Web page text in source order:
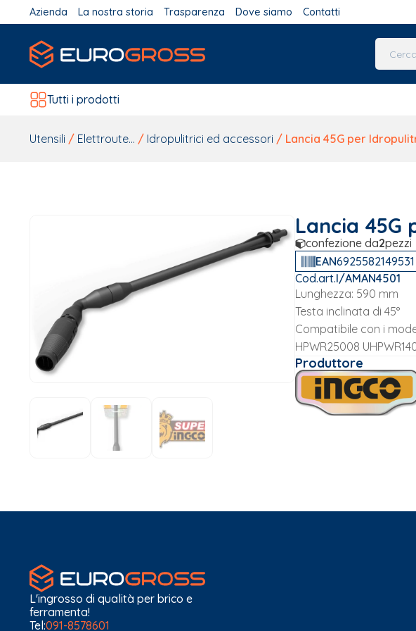
Azienda La nostra storia Trasparenza Dove siamo Contatti
Tutti i prodotti
Utensili / Elettroute... / Idropulitrici ed accessori / Lancia 45G per
Lancia 45G
confezione da2pezzi
EAN6925582149531
Cod.art.I/AMAN4501
Lunghezza: 590 mm
Testa inclinata di 45°
Compatibile con i
HPWR25008
Produttore
L'ingrosso di qualità per brico e
ferramenta!
Tel:091-8578601